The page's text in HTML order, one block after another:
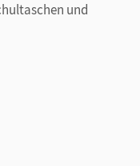
und
verfügbar.